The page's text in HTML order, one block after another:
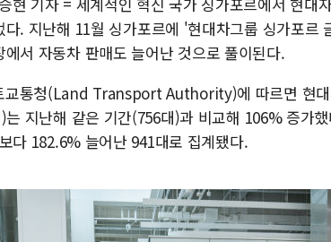
다. 지난해 11월 싱가포르에 '현대차그룹 싱가포르
서 자동차 판매도 늘어난 것으로 풀이된다.
교통청(Land Transport Authority)에 따르면 현대
는 지난해 같은 기간(756대)과 비교해 106% 증가
다 182.6% 늘어난 941대로 집계됐다.